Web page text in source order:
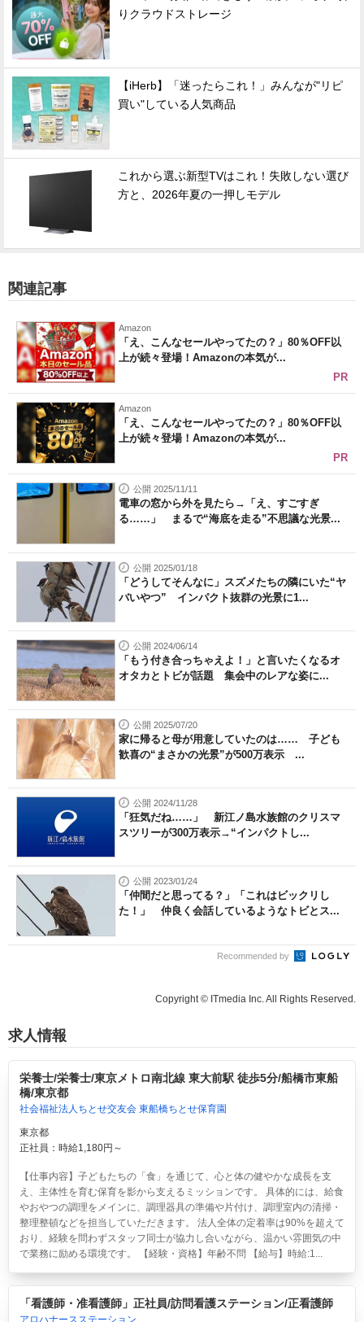
りクラウドストレージ
【iHerb】「迷ったらこれ！」みんなが"リピ
買い"している人気商品
これから選ぶ新型TVはこれ！失敗しない選び
方と、2026年夏の一押しモデル
関連記事
Amazon
「え、こんなセールやってたの？」80％OFF以
上が続々登場！Amazonの本気が...
PR
Amazon
「え、こんなセールやってたの？」80％OFF以
上が続々登場！Amazonの本気が...
PR
公開 2025/11/11
電車の窓から外を見たら→「え、すごすぎ
る……」 まるで“海底を走る”不思議な光景...
公開 2025/01/18
「どうしてそんなに」スズメたちの隣にいた“ヤ
バいやつ” インパクト抜群の光景に1...
公開 2024/06/14
「もう付き合っちゃえよ！」と言いたくなるオ
オタカとトビが話題 集会中のレアな姿に...
公開 2025/07/20
家に帰ると母が用意していたのは…… 子ども
歓喜の“まさかの光景”が500万表示 ...
公開 2024/11/28
「狂気だね……」 新江ノ島水族館のクリスマ
スツリーが300万表示→“インパクトし...
公開 2023/01/24
「仲間だと思ってる？」「これはビックリし
た！」 仲良く会話しているようなトビとス...
Recommended by
Copyright © ITmedia Inc. All Rights Reserved.
求人情報
栄養士/栄養士/東京メトロ南北線 東大前駅 徒歩5分/船橋市東船
橋/東京都
社会福祉法人ちとせ交友会 東船橋ちとせ保育園
東京都
正社員：時給1,180円～
【仕事内容】子どもたちの「食」を通じて、心と体の健やかな成長を支
え、主体性を育む保育を影から支えるミッションです。 具体的には、給食
やおやつの調理をメインに、調理器具の準備や片付け、調理室内の清掃・
整理整頓などを担当していただきます。 法人全体の定着率は90%を超えて
おり、経験を問わずスタッフ同士が協力し合いながら、温かい雰囲気の中
で業務に励める環境です。 【経験・資格】年齢不問 【給与】時給:1...
「看護師・准看護師」正社員/訪問看護ステーション/正看護師